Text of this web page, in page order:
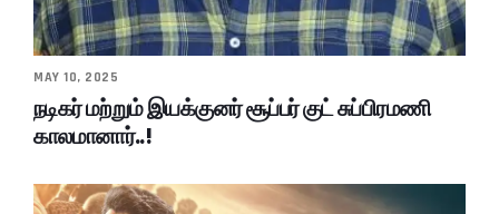
MAY 10, 2025
நடிகர் மற்றும் இயக்குனர் சூப்பர் குட் சுப்பிரமணி
காலமானார்..!